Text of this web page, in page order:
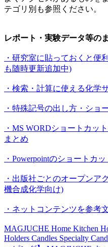
テゴリ別も参照ください。
レポート・実験データ等の
・研究室に貼っておくと便
も随時更新追加中)
・検索・計算に使える化学
・特殊記号の出し方・ショ
・MS WORDショートカッ
まとめ
・Powerpointのショートカ
・出版社ごとのオープンア
機合成化学向け)
・ネットコンテンツを参考
MAGJUCHE Home Kitchen
Holders Candles Specialty